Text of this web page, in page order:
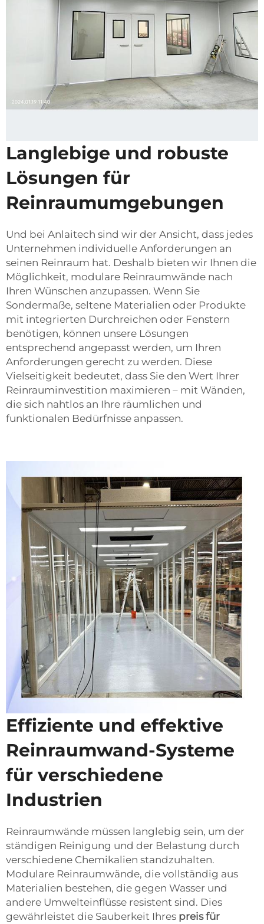
Langlebige und robuste
Lösungen für
Reinraumumgebungen
Und bei Anlaitech sind wir der Ansicht, dass jedes
Unternehmen individuelle Anforderungen an
seinen Reinraum hat. Deshalb bieten wir Ihnen die
Möglichkeit, modulare Reinraumwände nach
Ihren Wünschen anzupassen. Wenn Sie
Sondermaße, seltene Materialien oder Produkte
mit integrierten Durchreichen oder Fenstern
benötigen, können unsere Lösungen
entsprechend angepasst werden, um Ihren
Anforderungen gerecht zu werden. Diese
Vielseitigkeit bedeutet, dass Sie den Wert Ihrer
Reinrauminvestition maximieren – mit Wänden,
die sich nahtlos an Ihre räumlichen und
funktionalen Bedürfnisse anpassen.
Effiziente und effektive
Reinraumwand-Systeme
für verschiedene
Industrien
Reinraumwände müssen langlebig sein, um der
ständigen Reinigung und der Belastung durch
verschiedene Chemikalien standzuhalten.
Modulare Reinraumwände, die vollständig aus
Materialien bestehen, die gegen Wasser und
andere Umwelteinflüsse resistent sind. Dies
gewährleistet die Sauberkeit Ihres preis für